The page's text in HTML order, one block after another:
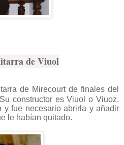
de Viuol
de Mirecourt de finales del
constructor es Viuol o Viuoz.
y fue necesario abrirla y añadir
le habían quitado.